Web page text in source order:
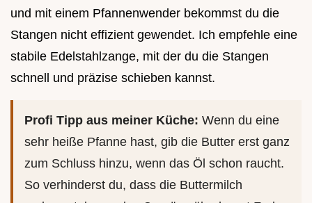
und mit einem Pfannenwender bekommst du die
Stangen nicht effizient gewendet. Ich empfehle eine
stabile Edelstahlzange, mit der du die Stangen
schnell und präzise schieben kannst.
Profi Tipp aus meiner Küche: Wenn du eine
sehr heiße Pfanne hast, gib die Butter erst ganz
zum Schluss hinzu, wenn das Öl schon raucht.
So verhinderst du, dass die Buttermilch